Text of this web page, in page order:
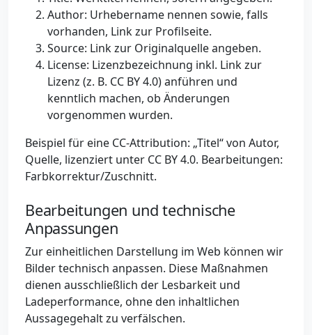
Author: Urhebername nennen sowie, falls
vorhanden, Link zur Profilseite.
Source: Link zur Originalquelle angeben.
License: Lizenzbezeichnung inkl. Link zur
Lizenz (z. B. CC BY 4.0) anführen und
kenntlich machen, ob Änderungen
vorgenommen wurden.
Beispiel für eine CC-Attribution: „Titel“ von Autor,
Quelle, lizenziert unter CC BY 4.0. Bearbeitungen:
Farbkorrektur/Zuschnitt.
Bearbeitungen und technische
Anpassungen
Zur einheitlichen Darstellung im Web können wir
Bilder technisch anpassen. Diese Maßnahmen
dienen ausschließlich der Lesbarkeit und
Ladeperformance, ohne den inhaltlichen
Aussagegehalt zu verfälschen.